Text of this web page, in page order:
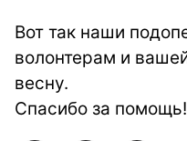
Вот так наши
волонтерам и
весну.
Спасибо за помощь!